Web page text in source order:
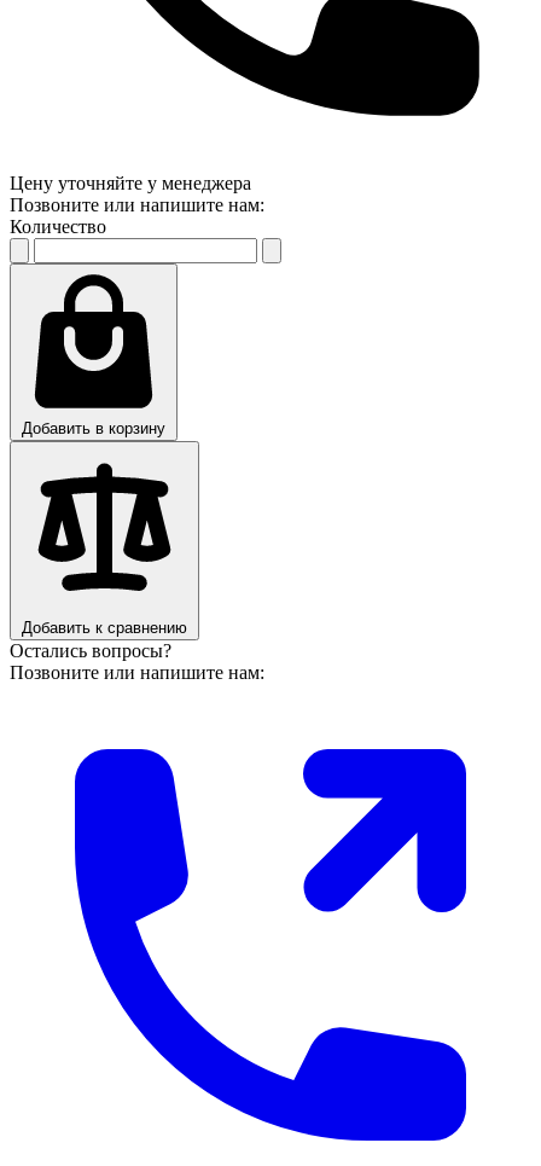
Цену уточняйте у менеджера
Позвоните или напишите нам:
Количество
Добавить в корзину
Добавить к сравнению
Остались вопросы?
Позвоните или напишите нам: